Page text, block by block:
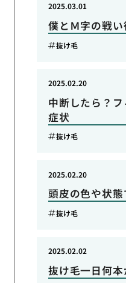
僕とＭ字の戦
2025.03.01
抜け毛
中断したら？
症状
2025.02.20
抜け毛
頭皮の色や状
2025.02.20
抜け毛
抜け毛一日何
2025.02.02